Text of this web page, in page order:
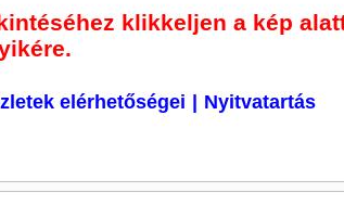
Kép nagyítása Kép nagyítása Kép
klikkeljen a kép
elérhetőségei Nyitvatartás